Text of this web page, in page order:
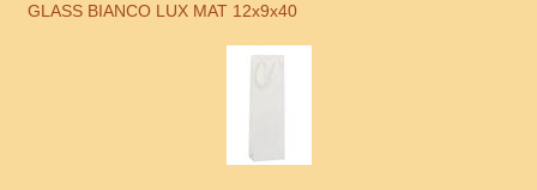
GLASS BIANCO LUX MAT 12x9x40